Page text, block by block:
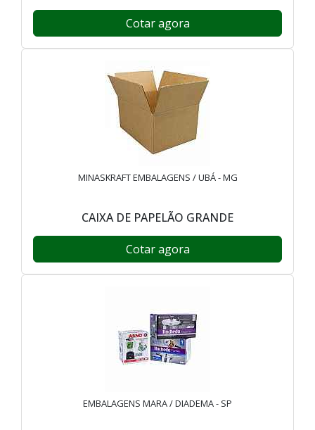
Cotar agora
MINASKRAFT EMBALAGENS / UBÁ - MG
CAIXA DE PAPELÃO GRANDE
Cotar agora
EMBALAGENS MARA / DIADEMA - SP